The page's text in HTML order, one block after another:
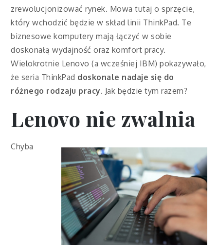
zrewolucjonizować rynek. Mowa tutaj o sprzęcie,
który wchodzić będzie w skład linii ThinkPad. Te
biznesowe komputery mają łączyć w sobie
doskonałą wydajność oraz komfort pracy.
Wielokrotnie Lenovo (a wcześniej IBM) pokazywało,
że seria ThinkPad doskonale nadaje się do
różnego rodzaju pracy. Jak będzie tym razem?
Lenovo nie zwalnia
Chyba